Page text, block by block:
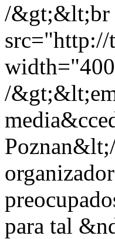
/
src="http://
/
para tal